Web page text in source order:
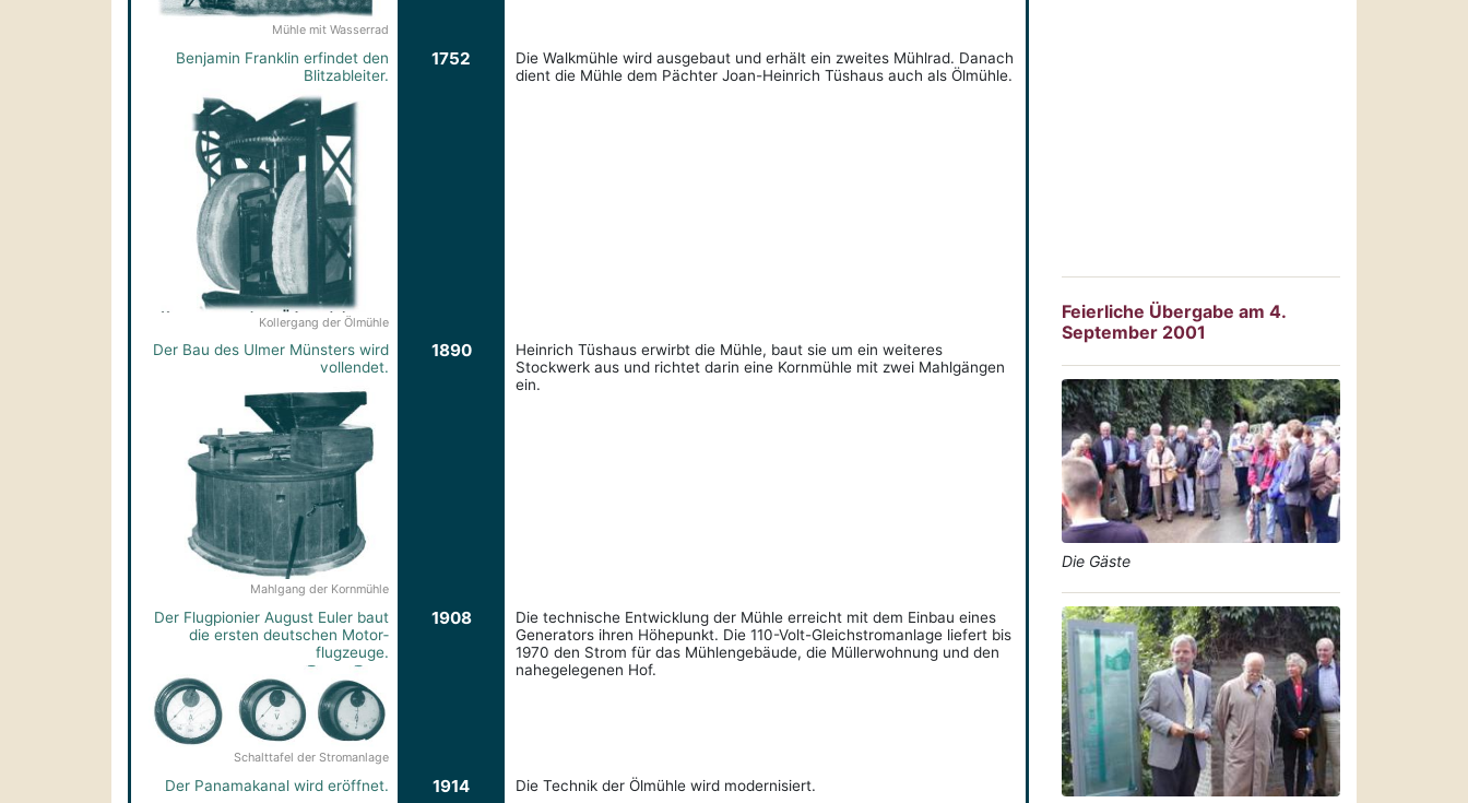
Mühle mit Wasserrad
Benjamin Franklin erfindet den
Blitzableiter.
Kollergang der Ölmühle
1752
Die Walkmühle wird ausgebaut und erhält ein zweites Mühlrad. Danach
dient die Mühle dem Pächter Joan-Heinrich Tüshaus auch als Ölmühle.
Der Bau des Ulmer Münsters wird
vollendet.
Mahlgang der Kornmühle
1890
Heinrich Tüshaus erwirbt die Mühle, baut sie um ein weiteres
Stockwerk aus und richtet darin eine Kornmühle mit zwei Mahlgängen
ein.
Der Flugpionier August Euler baut
die ersten deutschen Motor­
flugzeuge.
Schalttafel der Stromanlage
1908
Die technische Entwicklung der Mühle erreicht mit dem Einbau eines
Generators ihren Höhepunkt. Die 110-Volt-Gleich­stromanlage liefert bis
1970 den Strom für das Mühlengebäude, die Müllerwohnung und den
nahegelegenen Hof.
Der Panamakanal wird eröffnet. 1914
Die Technik der Ölmühle wird modernisiert.
Feierliche Übergabe am 4.
September 2001
Die Gäste